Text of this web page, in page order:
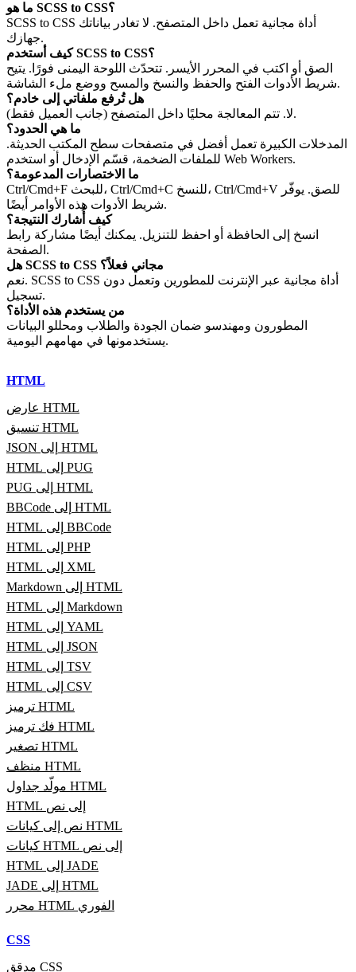
ما هو SCSS to CSS؟
SCSS to CSS أداة مجانية تعمل داخل المتصفح. لا تغادر بياناتك
جهازك.
كيف أستخدم SCSS to CSS؟
الصق أو اكتب في المحرر الأيسر. تتحدّث اللوحة اليمنى فورًا. يتيح
شريط الأدوات الفتح والحفظ والنسخ والمسح ووضع ملء الشاشة.
هل تُرفع ملفاتي إلى خادم؟
لا. تتم المعالجة محليًا داخل المتصفح (جانب العميل فقط).
ما هي الحدود؟
المدخلات الكبيرة تعمل أفضل في متصفحات سطح المكتب الحديثة.
للملفات الضخمة، قسّم الإدخال أو استخدم Web Workers.
ما الاختصارات المدعومة؟
Ctrl/Cmd+F للبحث، Ctrl/Cmd+C للنسخ، Ctrl/Cmd+V للصق. يوفّر
شريط الأدوات هذه الأوامر أيضًا.
كيف أُشارك النتيجة؟
انسخ إلى الحافظة أو احفظ للتنزيل. يمكنك أيضًا مشاركة رابط
الصفحة.
هل SCSS to CSS مجاني فعلاً؟
نعم. SCSS to CSS أداة مجانية عبر الإنترنت للمطورين وتعمل دون
تسجيل.
من يستخدم هذه الأداة؟
المطورون ومهندسو ضمان الجودة والطلاب ومحللو البيانات
يستخدمونها في مهامهم اليومية.
HTML
عارض HTML
تنسيق HTML
JSON إلى HTML
HTML إلى PUG
PUG إلى HTML
BBCode إلى HTML
HTML إلى BBCode
HTML إلى PHP
HTML إلى XML
Markdown إلى HTML
HTML إلى Markdown
HTML إلى YAML
HTML إلى JSON
HTML إلى TSV
HTML إلى CSV
ترميز HTML
فك ترميز HTML
تصغير HTML
منظف HTML
مولّد جداول HTML
HTML إلى نص
نص إلى كيانات HTML
كيانات HTML إلى نص
HTML إلى JADE
JADE إلى HTML
محرر HTML الفوري
CSS
مدقق CSS